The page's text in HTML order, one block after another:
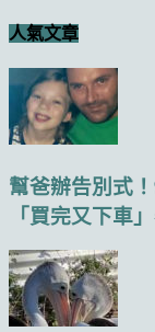
人氣文章
幫爸辦告別式
「買完又下車